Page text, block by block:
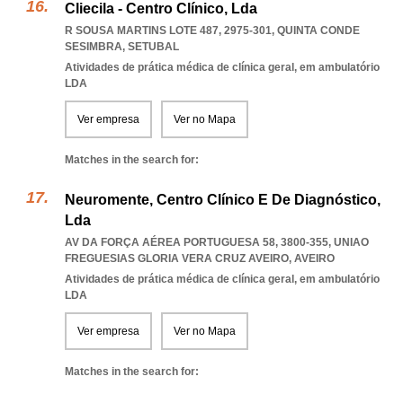
Cliecila - Centro Clínico, Lda
R SOUSA MARTINS LOTE 487, 2975-301, QUINTA CONDE
SESIMBRA, SETUBAL
Atividades de prática médica de clínica geral, em ambulatório
LDA
Ver empresa Ver no Mapa
Matches in the search for:
Neuromente, Centro Clínico E De Diagnóstico,
Lda
AV DA FORÇA AÉREA PORTUGUESA 58, 3800-355, UNIAO
FREGUESIAS GLORIA VERA CRUZ AVEIRO, AVEIRO
Atividades de prática médica de clínica geral, em ambulatório
LDA
Ver empresa Ver no Mapa
Matches in the search for: